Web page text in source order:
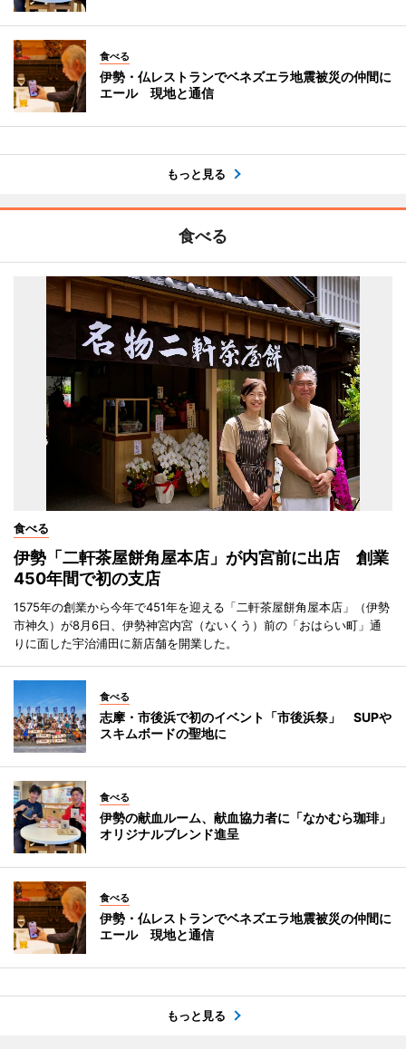
食べる
伊勢・仏レストランでベネズエラ地震被災の仲間に
エール 現地と通信
もっと見る
食べる
食べる
伊勢「二軒茶屋餅角屋本店」が内宮前に出店 創業
450年間で初の支店
1575年の創業から今年で451年を迎える「二軒茶屋餅角屋本店」（伊勢
市神久）が8月6日、伊勢神宮内宮（ないくう）前の「おはらい町」通
りに面した宇治浦田に新店舗を開業した。
食べる
志摩・市後浜で初のイベント「市後浜祭」 SUPや
スキムボードの聖地に
食べる
伊勢の献血ルーム、献血協力者に「なかむら珈琲」
オリジナルブレンド進呈
食べる
伊勢・仏レストランでベネズエラ地震被災の仲間に
エール 現地と通信
もっと見る